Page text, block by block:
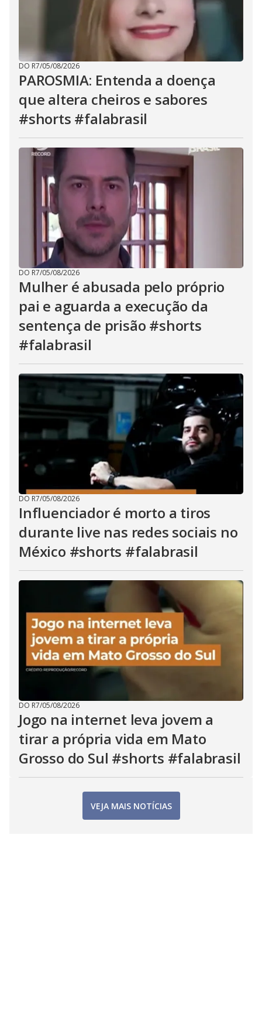
DO R7/05/08/2026
PAROSMIA: Entenda a doença
que altera cheiros e sabores
#shorts #falabrasil
DO R7/05/08/2026
Mulher é abusada pelo próprio
pai e aguarda a execução da
sentença de prisão #shorts
#falabrasil
DO R7/05/08/2026
Influenciador é morto a tiros
durante live nas redes sociais no
México #shorts #falabrasil
DO R7/05/08/2026
Jogo na internet leva jovem a
tirar a própria vida em Mato
Grosso do Sul #shorts #falabrasil
VEJA MAIS NOTÍCIAS